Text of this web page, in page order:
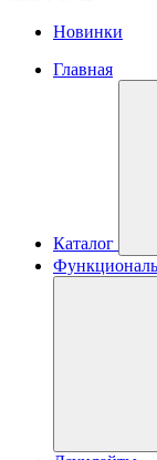
Новинки
Главная
Каталог